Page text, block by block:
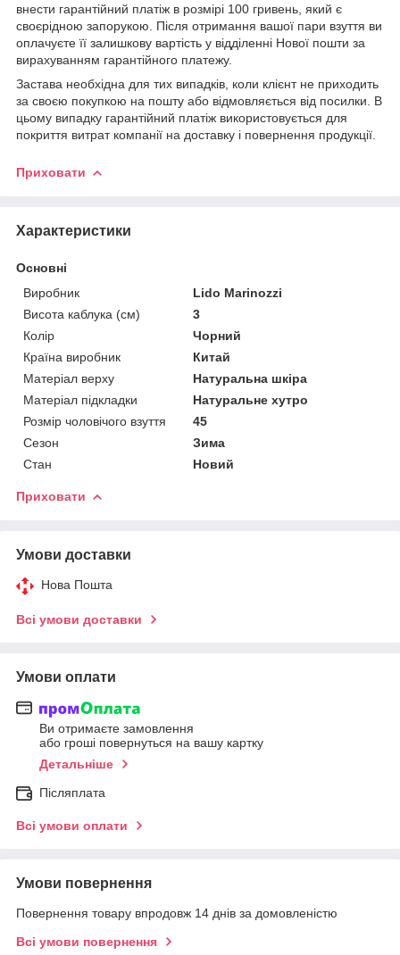
внести гарантійний платіж в розмірі 100 гривень, який є
своєрідною запорукою. Після отримання вашої пари взуття ви
оплачуєте її залишкову вартість у відділенні Нової пошти за
вирахуванням гарантійного платежу.
Застава необхідна для тих випадків, коли клієнт не приходить
за своєю покупкою на пошту або відмовляється від посилки. В
цьому випадку гарантійний платіж використовується для
покриття витрат компанії на доставку і повернення продукції.
Приховати
Характеристики
Основні
Виробник
Lido Marinozzi
Висота каблука (см)
3
Колір
Чорний
Країна виробник
Китай
Матеріал верху
Натуральна шкіра
Матеріал підкладки
Натуральне хутро
Розмір чоловічого взуття
45
Сезон
Зима
Стан
Новий
Приховати
Умови доставки
Нова Пошта
Всі умови доставки
Умови оплати
Ви отримаєте замовлення
або гроші повернуться на вашу картку
Детальніше
Післяплата
Всі умови оплати
Умови повернення
Повернення товару впродовж 14 днів за домовленістю
Всі умови повернення